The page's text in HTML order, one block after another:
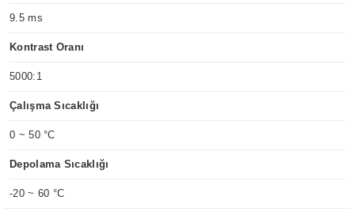
9.5 ms
Kontrast Oranı
5000:1
Çalışma Sıcaklığı
0 ~ 50 °C
Depolama Sıcaklığı
-20 ~ 60 °C